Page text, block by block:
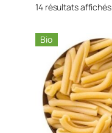
14 résultats affichés
Bio